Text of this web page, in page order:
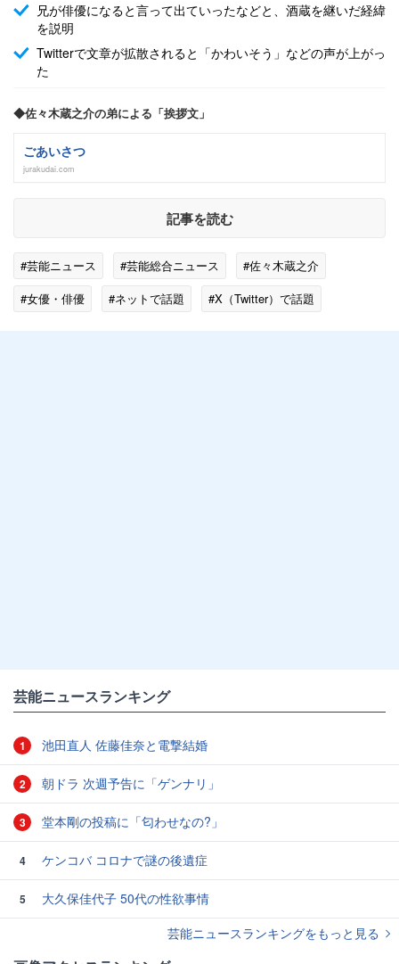
兄が俳優になると言って出ていったなどと、酒蔵を継いだ経緯
を説明
Twitterで文章が拡散されると「かわいそう」などの声が上がっ
た
◆佐々木蔵之介の弟による「挨拶文」
ごあいさつ
jurakudai.com
記事を読む
#芸能ニュース #芸能総合ニュース
#佐々木蔵之介
#女優・俳優
#ネットで話題 #X（Twitter）で話題
芸能ニュースランキング
1 池田直人 佐藤佳奈と電撃結婚
2 朝ドラ 次週予告に「ゲンナリ」
3 堂本剛の投稿に「匂わせなの?」
4 ケンコバ コロナで謎の後遺症
5
大久保佳代子 50代の性欲事情
芸能ニュースランキングをもっと見る